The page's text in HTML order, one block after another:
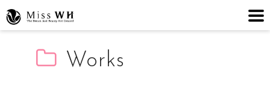
Works